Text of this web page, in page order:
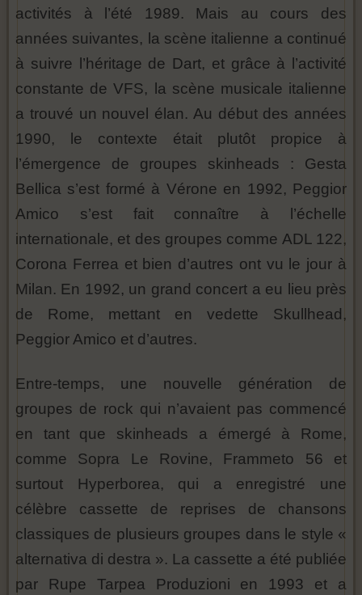
activités à l’été 1989. Mais au cours des
années suivantes, la scène italienne a continué
à suivre l’héritage de Dart, et grâce à l’activité
constante de VFS, la scène musicale italienne
a trouvé un nouvel élan. Au début des années
1990, le contexte était plutôt propice à
l’émergence de groupes skinheads : Gesta
Bellica s’est formé à Vérone en 1992, Peggior
Amico s’est fait connaître à l’échelle
internationale, et des groupes comme ADL 122,
Corona Ferrea et bien d’autres ont vu le jour à
Milan. En 1992, un grand concert a eu lieu près
de Rome, mettant en vedette Skullhead,
Peggior Amico et d’autres.
Entre-temps, une nouvelle génération de
groupes de rock qui n’avaient pas commencé
en tant que skinheads a émergé à Rome,
comme Sopra Le Rovine, Frammeto 56 et
surtout Hyperborea, qui a enregistré une
célèbre cassette de reprises de chansons
classiques de plusieurs groupes dans le style «
alternativa di destra ». La cassette a été publiée
par Rupe Tarpea Produzioni en 1993 et a